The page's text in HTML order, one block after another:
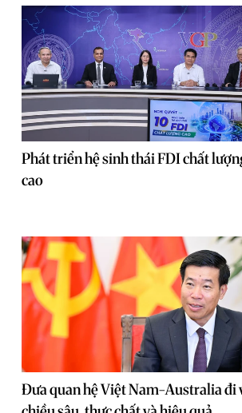
Phát triển hệ sinh thái FDI chất
cao
Đưa quan hệ Việt Nam-Australia đi